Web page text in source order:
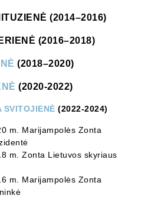
(2014–2016)
(2016–2018)
(2018–2020)
(2020-2022)
SVITOJIENĖ (2022-2024)
m. Marijampolės Zonta
m. Zonta Lietuvos skyriaus
m. Marijampolės Zonta